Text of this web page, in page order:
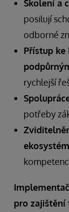
Školení a
posilují
odborné
Přístup
rychlejší
potřeby
pro zajištění